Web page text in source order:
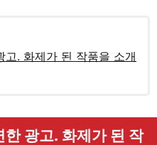
. 화제가 된 작품을 소개
광고. 화제가 된 작